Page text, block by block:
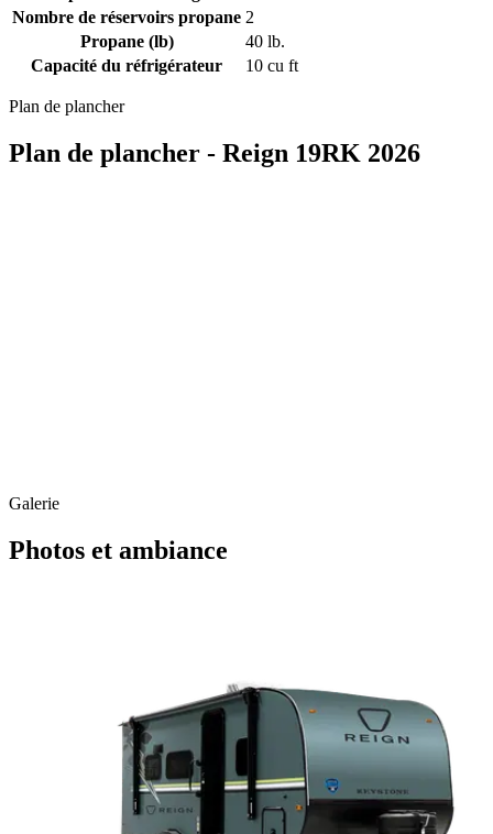
Nombre de réservoirs propane 2
Propane (lb)
40 lb.
Capacité du réfrigérateur
10 cu ft
Plan de plancher
Plan de plancher - Reign 19RK 2026
Galerie
Photos et ambiance